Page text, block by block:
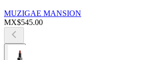
MUZIGAE MANSION
MX$545.00